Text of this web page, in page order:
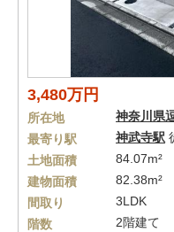
3,480万円
所在地 神奈川県
最寄り駅
神武寺駅
土地面積
84.07m²
建物面積
82.38m²
間取り
3LDK
階数
2階建て